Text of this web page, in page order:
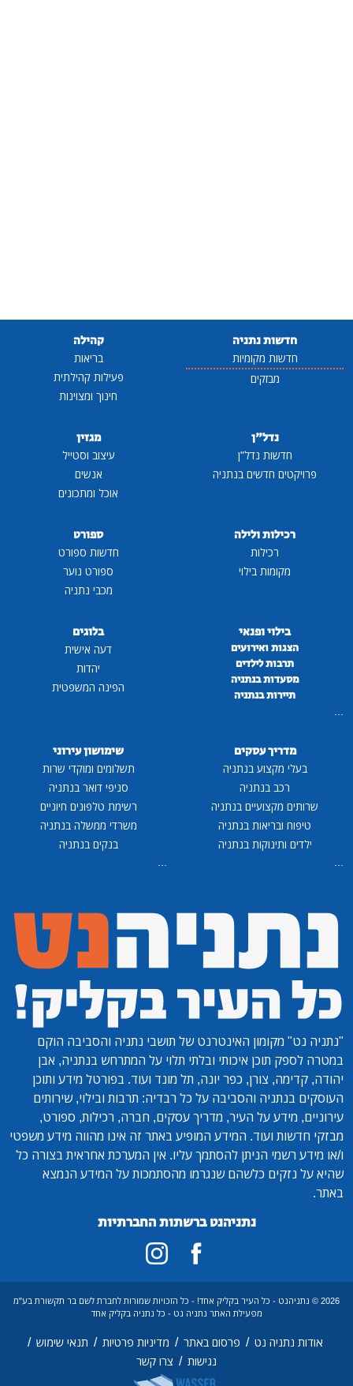
חדשות נתניה
חדשות מקומיות
מבזקים
קהילה
בריאות
פעילות קהילתית
חינוך ומצוינות
נדל"ן
חדשות נדל"ן
פרויקטים חדשים בנתניה
מגזין
עיצוב וסטייל
אנשים
אוכל ומתכונים
רכילות ולילה
רכילות
מקומות בילוי
ספורט
חדשות ספורט
ספורט נוער
מכבי נתניה
בילוי ופנאי
הצגות ואירועים
תרבות לילדים
מסעדות בנתניה
תיירות בנתניה
בלוגים
דעה אישית
יהדות
הפינה המשפטית
מדריך עסקים
בעלי מקצוע בנתניה
רכב בנתניה
שרותים מקצועיים בנתניה
טיפוח ובריאות בנתניה
ילדים ותינוקות בנתניה
שימושון עירוני
תשלומים ומוקדי שרות
סניפי דואר בנתניה
רשימת טלפונים חיוניים
משרדי ממשלה בנתניה
בנקים בנתניה
"נתניה נט" מקומון האינטרנט של תושבי נתניה והסביבה הוקם
במטרה לספק תוכן איכותי ובלתי תלוי על המתרחש בנתניה, אבן
יהודה, קדימה, צורן, כפר יונה, תל מונד ועוד. בפורטל מידע ותוכן
העוסקים בנתניה והסביבה על כל רבדיה: תרבות ובילוי, שירותים
עירוניים, מידע על העיר, מדריך עסקים, חברה, רכילות, ספורט,
מבזקי חדשות ועוד. המידע המופיע באתר זה אינו מהווה מידע משפטי
ו/או מידע רשמי הניתן להסתמך עליו. אין המערכת אחראית בצורה כל
שהיא על נזקים כלשהם שנגרמו מהסתמכות על המידע הנמצא
באתר.
נתניהנט ברשתות החברתיות
2026 © נתניהנט - כל העיר בקליק אחד! - כל הזכויות שמורות לחברת לשם בר תקשורת בע"מ
מפעילת האתר נתניה נט - כל נתניה בקליק אחד
אודות נתניה נט / פרסום באתר / מדיניות פרטיות / תנאי שימוש /
נגישות / צרו קשר